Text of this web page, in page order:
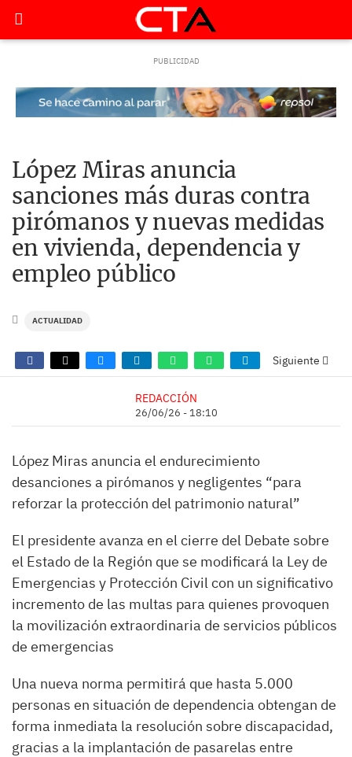
López Miras anuncia
sanciones más duras contra
pirómanos y nuevas medidas
en vivienda, dependencia y
empleo público
ACTUALIDAD
Siguiente
REDACCIÓN
26/06/26 - 18:10
López Miras anuncia el endurecimiento
desanciones a pirómanos y negligentes “para
reforzar la protección del patrimonio natural”
El presidente avanza en el cierre del Debate sobre
el Estado de la Región que se modificará la Ley de
Emergencias y Protección Civil con un significativo
incremento de las multas para quienes provoquen
la movilización extraordinaria de servicios públicos
de emergencias
Una nueva norma permitirá que hasta 5.000
personas en situación de dependencia obtengan de
forma inmediata la resolución sobre discapacidad,
gracias a la implantación de pasarelas entre